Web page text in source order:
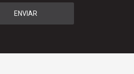
ENVIAR